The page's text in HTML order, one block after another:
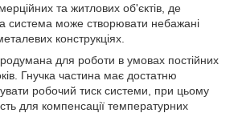
та житлових об'єктів, де
система може створювати небажані
конструкціях.
для роботи в умовах постійних
Гнучка частина має достатню
робочий тиск системи, при цьому
для компенсації температурних